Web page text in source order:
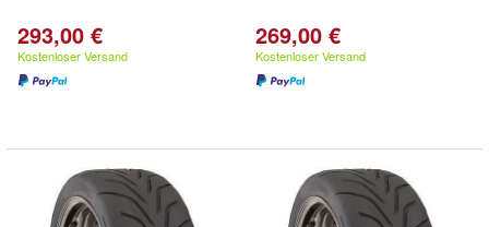
293,00 €
Kostenloser Versand
269,00 €
Kostenloser Versand